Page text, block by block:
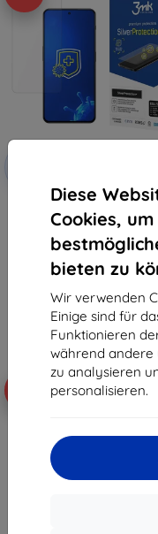
Diese
Cookies,
bieten zu
Wir verwenden
Einige sind für
Funktionieren
während andere
zu analysieren
personalisieren.
3mk
Schutzfolie für OnePlus
5G
12,90 €
11,61 €
Auf Lager > 5 Stk.